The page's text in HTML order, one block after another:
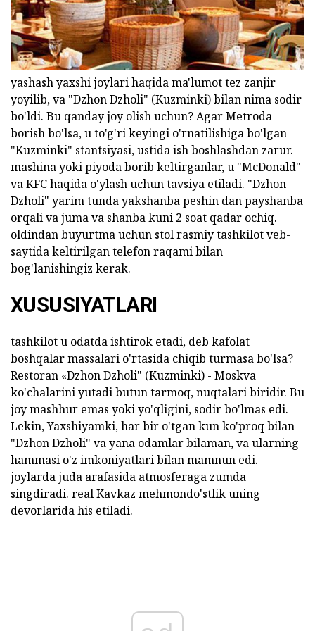
yashash yaxshi joylari haqida ma'lumot tez zanjir
yoyilib, va "Dzhon Dzholi" (Kuzminki) bilan nima sodir
bo'ldi. Bu qanday joy olish uchun? Agar Metroda
borish bo'lsa, u to'g'ri keyingi o'rnatilishiga bo'lgan
"Kuzminki" stantsiyasi, ustida ish boshlashdan zarur.
mashina yoki piyoda borib keltirganlar, u "McDonald"
va KFC haqida o'ylash uchun tavsiya etiladi. "Dzhon
Dzholi" yarim tunda yakshanba peshin dan payshanba
orqali va juma va shanba kuni 2 soat qadar ochiq.
oldindan buyurtma uchun stol rasmiy tashkilot veb-
saytida keltirilgan telefon raqami bilan
bog'lanishingiz kerak.
XUSUSIYATLARI
tashkilot u odatda ishtirok etadi, deb kafolat
boshqalar massalari o'rtasida chiqib turmasa bo'lsa?
Restoran «Dzhon Dzholi" (Kuzminki) - Moskva
ko'chalarini yutadi butun tarmoq, nuqtalari biridir. Bu
joy mashhur emas yoki yo'qligini, sodir bo'lmas edi.
Lekin, Yaxshiyamki, har bir o'tgan kun ko'proq bilan
"Dzhon Dzholi" va yana odamlar bilaman, va ularning
hammasi o'z imkoniyatlari bilan mamnun edi.
joylarda juda arafasida atmosferaga zumda
singdiradi. real Kavkaz mehmondo'stlik uning
devorlarida his etiladi.